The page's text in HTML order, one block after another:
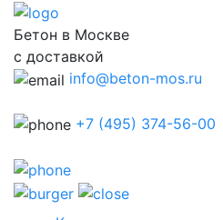
Бетон в Москве
с доставкой
info@beton-mos.ru
+7 (495) 374-56-00